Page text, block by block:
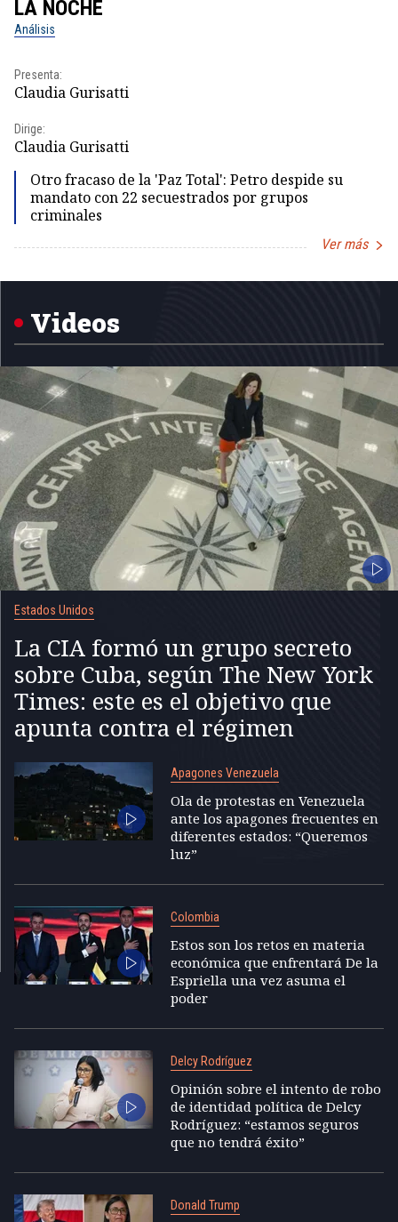
LA NOCHE
Análisis
Presenta:
Claudia Gurisatti
Dirige:
Claudia Gurisatti
Otro fracaso de la 'Paz Total': Petro despide su
mandato con 22 secuestrados por grupos
criminales
Ver más
Videos
Estados Unidos
La CIA formó un grupo secreto
sobre Cuba, según The New York
Times: este es el objetivo que
apunta contra el régimen
Apagones Venezuela
Ola de protestas en Venezuela
ante los apagones frecuentes en
diferentes estados: “Queremos
luz”
Colombia
Estos son los retos en materia
económica que enfrentará De la
Espriella una vez asuma el
poder
Delcy Rodríguez
Opinión sobre el intento de robo
de identidad política de Delcy
Rodríguez: “estamos seguros
que no tendrá éxito”
Donald Trump